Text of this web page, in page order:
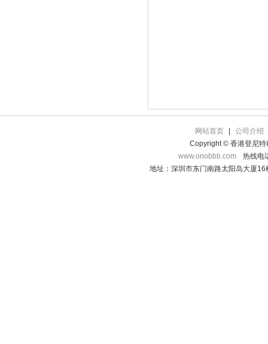
网站首页
公司介绍
Copyright © 香港登尼特
www.onobbb.com
热线电
地址：深圳市东门南路太阳岛大厦